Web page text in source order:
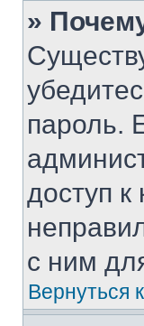
»
пароль.
доступ
с ним
Вернуться